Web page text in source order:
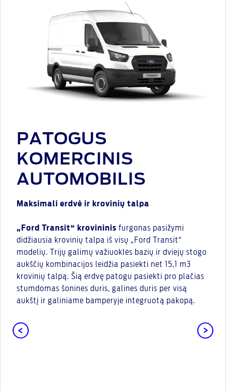
PATOGUS
KOMERCINIS
AUTOMOBILIS
Maksimali erdvė ir krovinių talpa
„Ford Transit“ krovininis furgonas pasižymi
didžiausia krovinių talpa iš visų „Ford Transit“
modelių. Trijų galimų važiuoklės bazių ir dviejų stogo
aukščių kombinacijos leidžia pasiekti net 15,1 m3
krovinių talpą. Šią erdvę patogu pasiekti pro plačias
stumdomas šonines duris, galines duris per visą
aukštį ir galiniame bamperyje integruotą pakopą.